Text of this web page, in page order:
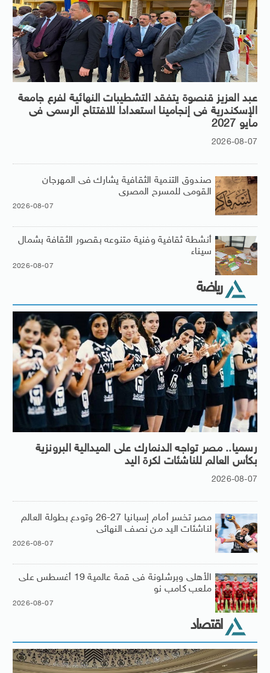
عبد العزيز قنصوة يتفقد التشطيبات النهائية لفرع جامعة
الإسكندرية فى إنجامينا استعدادا للافتتاح الرسمى فى
مايو 2027
2026-08-07
صندوق التنمية الثقافية يشارك فى المهرجان
القومى للمسرح المصرى
2026-08-07
أنشطة ثقافية وفنية متنوعه بقصور الثقافة بشمال
سيناء
2026-08-07
رياضة
رسميا.. مصر تواجه الدنمارك على الميدالية البرونزية
بكأس العالم للناشئات لكرة اليد
2026-08-07
مصر تخسر أمام إسبانيا 27-26 وتودع بطولة العالم
لناشئات اليد من نصف النهائى
2026-08-07
الأهلى وبرشلونة فى قمة عالمية 19 أغسطس على
ملعب كامب نو
2026-08-07
اقتصاد